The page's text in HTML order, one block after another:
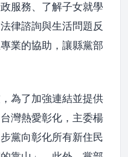
服務、了解子女就學
律諮詢與生活問題反
業的協助，讓縣黨部
為了加強連結並提供
灣熱愛彰化，主委楊
黨向彰化所有新住民